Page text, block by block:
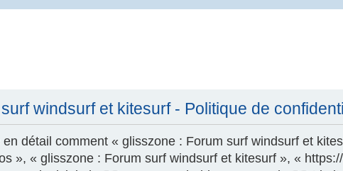
windsurf et kitesurf - Politique de
détail comment « glisszone : Forum surf windsurf et
», « glisszone : Forum surf windsurf et kitesurf », «